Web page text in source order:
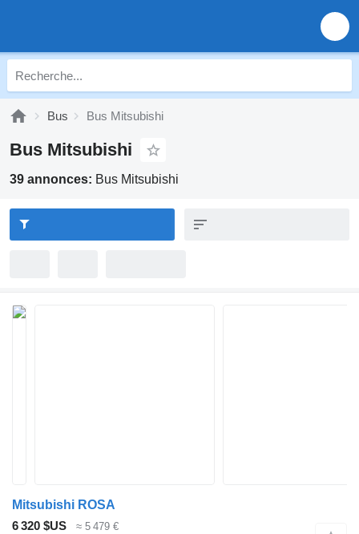
Bus Bus Mitsubishi
Bus Mitsubishi
39 annonces: Bus Mitsubishi
Mitsubishi ROSA
6 320 $US
≈ 5 479 €